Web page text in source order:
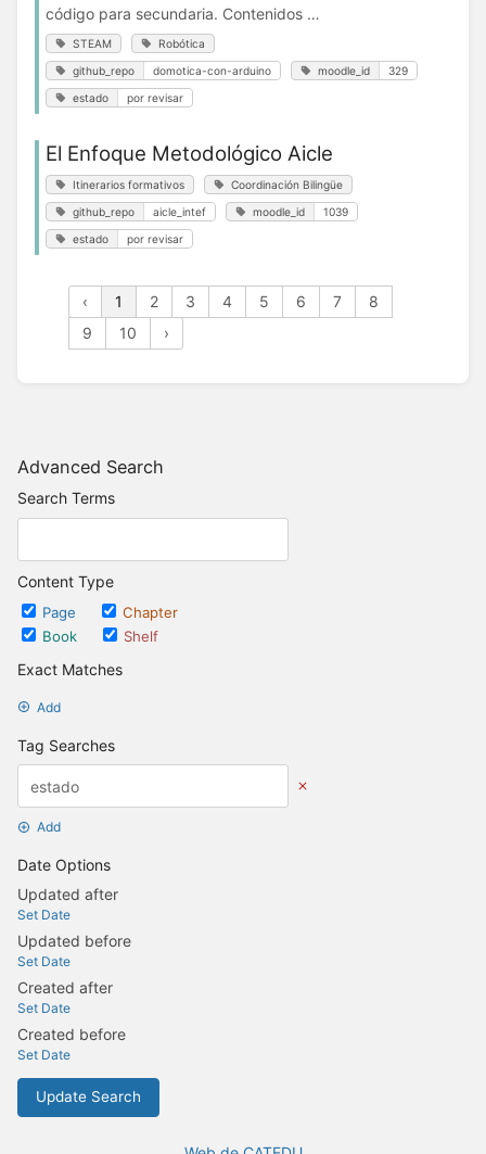
Advanced Search
Search Terms
Content Type
Page
Chapter
Book
Shelf
Exact Matches
Add
Tag Searches
Add
Date Options
Updated after
Set Date
Updated before
Set Date
Created after
Set Date
Created before
Set Date
Update Search
código para secundaria. Contenidos …
STEAM Robótica
github_repo domotica-con-arduino moodle_id 329
estado por revisar
El Enfoque Metodológico Aicle
Itinerarios formativos Coordinación Bilingüe
github_repo aicle_intef moodle_id 1039
estado por revisar
‹ 1 2 3 4 5 6 7
8
9
10 ›